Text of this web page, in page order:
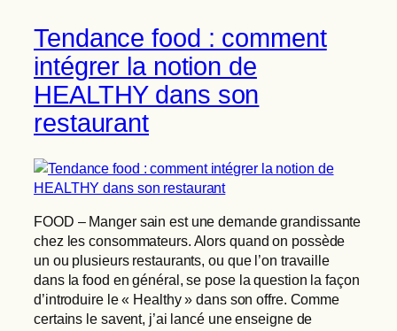
Tendance food : comment
intégrer la notion de
HEALTHY dans son
restaurant
FOOD – Manger sain est une demande grandissante
chez les consommateurs. Alors quand on possède
un ou plusieurs restaurants, ou que l’on travaille
dans la food en général, se pose la question la façon
d’introduire le « Healthy » dans son offre. Comme
certains le savent, j’ai lancé une enseigne de